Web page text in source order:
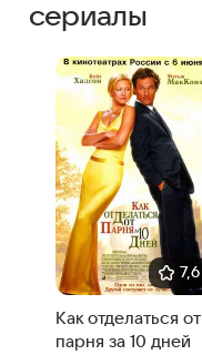
сериалы
7,6
Как отделаться от
парня за 10 дней